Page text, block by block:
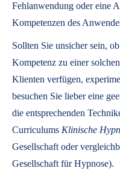
Fehlanwendung oder eine
Kompetenzen des
Sollten Sie unsicher sein,
Kompetenz zu einer
Klienten verfügen,
besuchen Sie lieber eine
die entsprechenden
Curriculums Klinische
Gesellschaft oder
Gesellschaft für Hypnose).